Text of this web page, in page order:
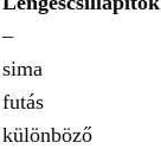
–
sima
futás
különböző